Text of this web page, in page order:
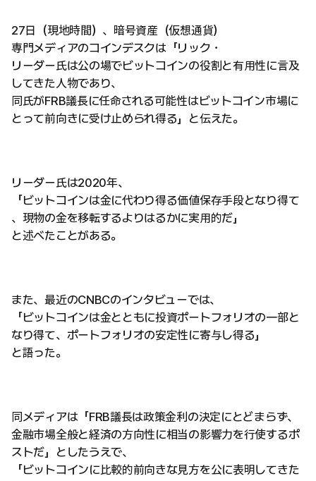
27日（現地時間）、暗号資産（仮想通貨）
専門メディアのコインデスクは「リック・
リーダー氏は公の場でビットコインの役割と有用性に言及
してきた人物であり、
同氏がFRB議長に任命される可能性はビットコイン市場に
とって前向きに受け止められ得る」と伝えた。
リーダー氏は2020年、
「ビットコインは金に代わり得る価値保存手段となり得て
、現物の金を移転するよりはるかに実用的だ」
と述べたことがある。
また、最近のCNBCのインタビューでは、
「ビットコインは金とともに投資ポートフォリオの一部と
なり得て、ポートフォリオの安定性に寄与し得る」
と語った。
同メディアは「FRB議長は政策金利の決定にとどまらず、
金融市場全般と経済の方向性に相当の影響力を行使するポ
ストだ」としたうえで、
「ビットコインに比較的前向きな見方を公に表明してきた